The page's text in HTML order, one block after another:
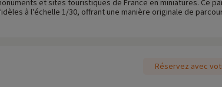
et sites touristiques de France en miniatures. Ce
à l'échelle 1/30, offrant une manière originale de
Réservez avec